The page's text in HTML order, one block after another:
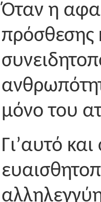
Όταν η
πρόσθεσης
μόνο του
Γι’αυτό